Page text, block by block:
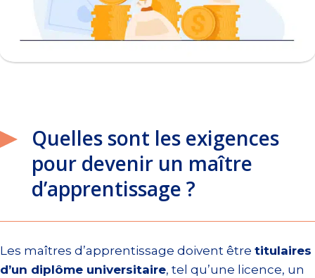
Quelles sont les exigences
pour devenir un maître
d’apprentissage ?
Les maîtres d’apprentissage doivent être titulaires
d’un diplôme universitaire, tel qu’une licence, un